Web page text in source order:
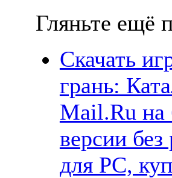
Гляньте ещё
Скачать
грань:
Mail.Ru на
версии
для PC,